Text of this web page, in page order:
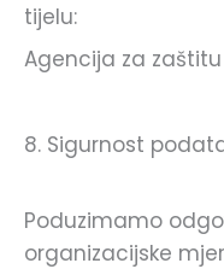
tijelu:
Agencija za
8. Sigurnost
Poduzimamo
organizacijske